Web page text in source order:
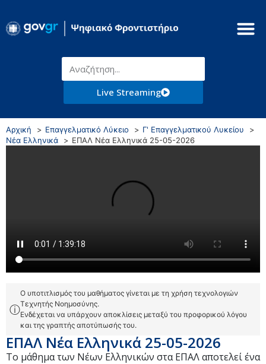
Live Streaming
Αρχική Επαγγελματικό Λύκειο
Γ' Επαγγελματικού Λυκείου
Νέα Ελληνικά
ΕΠΑΛ Νέα Ελληνικά 25-05-2026
ⓘ
Ο υποτιτλισμός του μαθήματος γίνεται με τη χρήση τεχνολογιών
Τεχνητής Νοημοσύνης.
Ενδέχεται να υπάρχουν αποκλίσεις μεταξύ του προφορικού λόγου
και της γραπτής αποτύπωσής του.
ΕΠΑΛ Νέα Ελληνικά 25-05-2026
Το μάθημα των Νέων Ελληνικών στα ΕΠΑΛ αποτελεί ένα